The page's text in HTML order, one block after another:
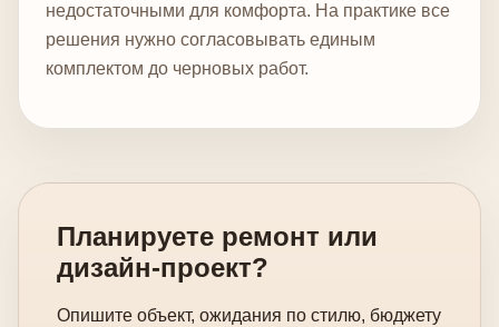
недостаточными для комфорта. На практике все
решения нужно согласовывать единым
комплектом до черновых работ.
Планируете ремонт или
дизайн-проект?
Опишите объект, ожидания по стилю, бюджету